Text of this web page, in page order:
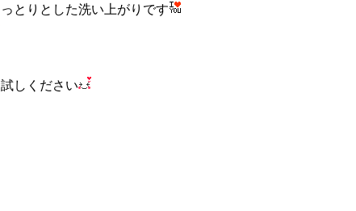
とりとした洗い上がりです
しください